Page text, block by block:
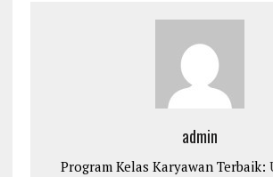
admin
Program Kelas Karyawan Terbaik: